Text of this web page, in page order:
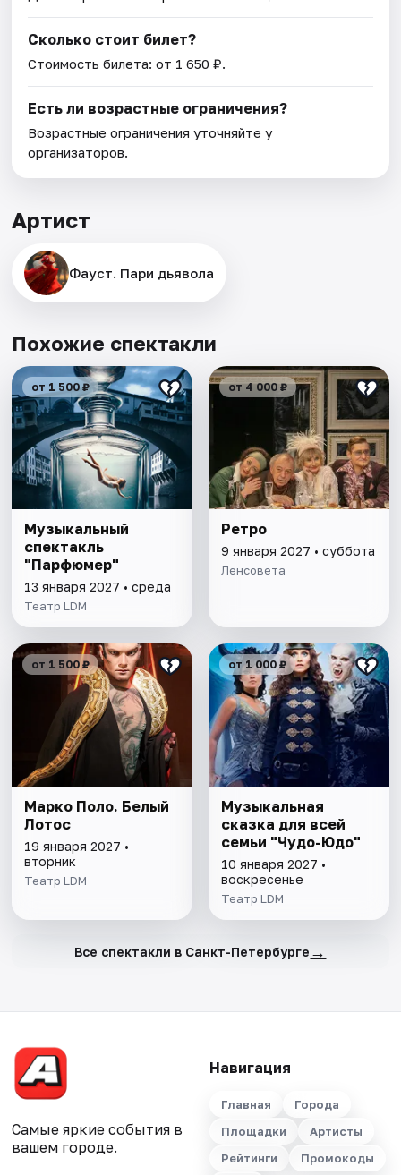
Сколько стоит билет?
Стоимость билета: от 1 650 ₽.
Есть ли возрастные ограничения?
Возрастные ограничения уточняйте у
организаторов.
Артист
Фауст. Пари дьявола
Похожие спектакли
от 1 500 ₽
Музыкальный
спектакль
"Парфюмер"
13 января 2027 • среда
Театр LDM
от 4 000 ₽
Ретро
9 января 2027 • суббота
Ленсовета
от 1 500 ₽
Марко Поло. Белый
Лотос
19 января 2027 •
вторник
Театр LDM
от 1 000 ₽
Музыкальная
сказка для всей
семьи "Чудо-Юдо"
10 января 2027 •
воскресенье
Театр LDM
Все спектакли в Санкт-Петербурге →
Самые яркие события в
вашем городе.
Навигация
Главная
Города
Площадки
Артисты
Рейтинги
Промокоды